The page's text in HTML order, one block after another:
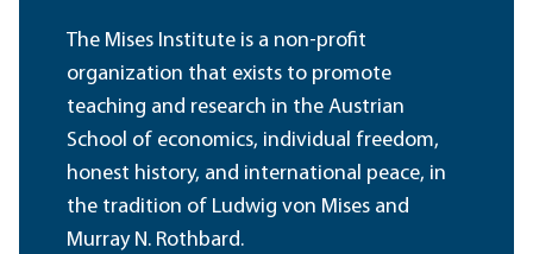
The Mises Institute is a non-profit
organization that exists to promote
teaching and research in the Austrian
School of economics, individual freedom,
honest history, and international peace, in
the tradition of Ludwig von Mises and
Murray N. Rothbard.